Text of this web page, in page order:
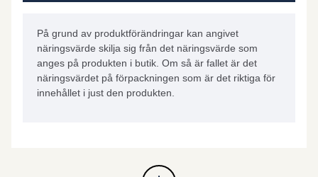
På grund av produktförändringar kan angivet
näringsvärde skilja sig från det näringsvärde som
anges på produkten i butik. Om så är fallet är det
näringsvärdet på förpackningen som är det riktiga för
innehållet i just den produkten.